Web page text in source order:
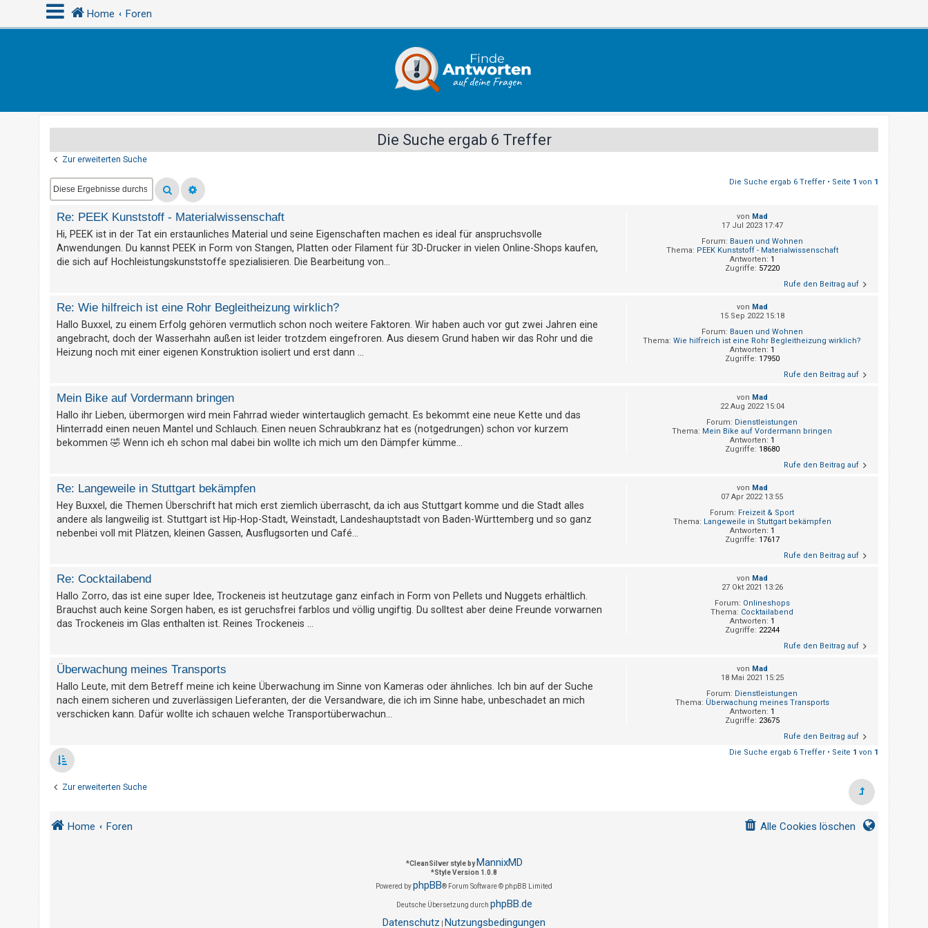
Home Foren
Die Suche ergab 6 Treffer
Zur erweiterten Suche
Die Suche ergab 6 Treffer • Seite 1 von 1
von Mad
17 Jul 2023 17:47
Forum: Bauen und Wohnen
Thema: PEEK Kunststoff - Materialwissenschaft
Antworten: 1
Zugriffe: 57220
Re: PEEK Kunststoff - Materialwissenschaft
Hi, PEEK ist in der Tat ein erstaunliches Material und seine Eigenschaften machen es ideal für anspruchsvolle
Anwendungen. Du kannst PEEK in Form von Stangen, Platten oder Filament für 3D-Drucker in vielen Online-Shops kaufen,
die sich auf Hochleistungskunststoffe spezialisieren. Die Bearbeitung von...
Rufe den Beitrag auf
von Mad
15 Sep 2022 15:18
Forum: Bauen und Wohnen
Thema: Wie hilfreich ist eine Rohr Begleitheizung wirklich?
Antworten: 1
Zugriffe: 17950
Re: Wie hilfreich ist eine Rohr Begleitheizung wirklich?
Hallo Buxxel, zu einem Erfolg gehören vermutlich schon noch weitere Faktoren. Wir haben auch vor gut zwei Jahren eine
angebracht, doch der Wasserhahn außen ist leider trotzdem eingefroren. Aus diesem Grund haben wir das Rohr und die
Heizung noch mit einer eigenen Konstruktion isoliert und erst dann ...
Rufe den Beitrag auf
von Mad
22 Aug 2022 15:04
Forum: Dienstleistungen
Thema: Mein Bike auf Vordermann bringen
Antworten: 1
Zugriffe: 18680
Mein Bike auf Vordermann bringen
Hallo ihr Lieben, übermorgen wird mein Fahrrad wieder wintertauglich gemacht. Es bekommt eine neue Kette und das
Hinterradd einen neuen Mantel und Schlauch. Einen neuen Schraubkranz hat es (notgedrungen) schon vor kurzem
bekommen 🤣 Wenn ich eh schon mal dabei bin wollte ich mich um den Dämpfer kümme...
Rufe den Beitrag auf
von Mad
07 Apr 2022 13:55
Forum: Freizeit & Sport
Thema: Langeweile in Stuttgart bekämpfen
Antworten: 1
Zugriffe: 17617
Re: Langeweile in Stuttgart bekämpfen
Hey Buxxel, die Themen Überschrift hat mich erst ziemlich überrascht, da ich aus Stuttgart komme und die Stadt alles
andere als langweilig ist. Stuttgart ist Hip-Hop-Stadt, Weinstadt, Landeshauptstadt von Baden-Württemberg und so ganz
nebenbei voll mit Plätzen, kleinen Gassen, Ausflugsorten und Café...
Rufe den Beitrag auf
von Mad
27 Okt 2021 13:26
Forum: Onlineshops
Thema: Cocktailabend
Antworten: 1
Zugriffe: 22244
Re: Cocktailabend
Hallo Zorro, das ist eine super Idee, Trockeneis ist heutzutage ganz einfach in Form von Pellets und Nuggets erhältlich.
Brauchst auch keine Sorgen haben, es ist geruchsfrei farblos und völlig ungiftig. Du solltest aber deine Freunde vorwarnen
das Trockeneis im Glas enthalten ist. Reines Trockeneis ...
Rufe den Beitrag auf
von Mad
18 Mai 2021 15:25
Forum: Dienstleistungen
Thema: Überwachung meines Transports
Antworten: 1
Zugriffe: 23675
Überwachung meines Transports
Hallo Leute, mit dem Betreff meine ich keine Überwachung im Sinne von Kameras oder ähnliches. Ich bin auf der Suche
nach einem sicheren und zuverlässigen Lieferanten, der die Versandware, die ich im Sinne habe, unbeschadet an mich
verschicken kann. Dafür wollte ich schauen welche Transportüberwachun...
Rufe den Beitrag auf
Die Suche ergab 6 Treffer • Seite 1 von 1
Zur erweiterten Suche
Home Foren Alle Cookies löschen
*CleanSilver style byMannixMD
*Style Version 1.0.8
Powered byphpBB® Forum Software © phpBB Limited
Deutsche Übersetzung durch phpBB.de
Datenschutz Nutzungsbedingungen